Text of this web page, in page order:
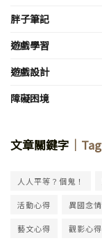
胖子筆記
遊戲學習
遊戲設計
障礙困境
文章關鍵字 ｜Tag
人人平等？個鬼！
活動心得 異國念情
藝文心得 觀影心得